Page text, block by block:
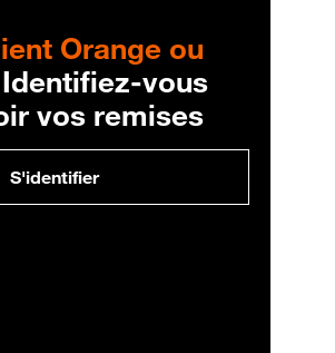
Orange ou
vous
vos remises
S'identifier